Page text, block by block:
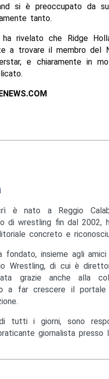
si è preoccupato da
tanto.
ha rivelato che Ridge
a trovare il membro del
e chiaramente in
è nato a Reggio
di wrestling fin dal 2002,
concreto e
fondato, insieme agli
Wrestling, di cui è
grazie anche alla
a far crescere il
tutti i giorni, sono
giornalista